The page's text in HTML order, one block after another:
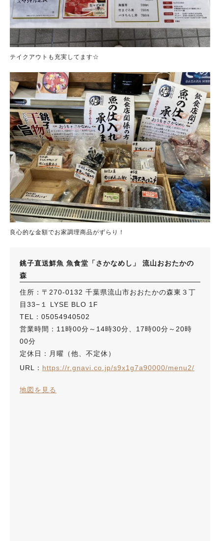
テイクアウトも充実してます☆
良心的な金額でお家調理商品がずらり！
銚子直送鮮魚 魚食堂「さかなめし」 流山おおたかの
森
住所：〒270-0132 千葉県流山市おおたかの森東３丁
目33−１ LYSE BLO 1F
TEL：05054940502
営業時間：11時00分～14時30分、17時00分～20時
00分
定休日：月曜（他、不定休）
URL： https://r.gnavi.co.jp/s9x1g7a90000/menu2/
地図を見る